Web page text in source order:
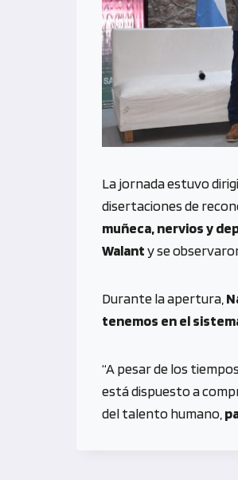
La jornada estuvo
disertaciones de
muñeca, nervios y
Walanty se
Durante la apertura,
tenemos en el
“A pesar de los
está dispuesto a
del talento humano,